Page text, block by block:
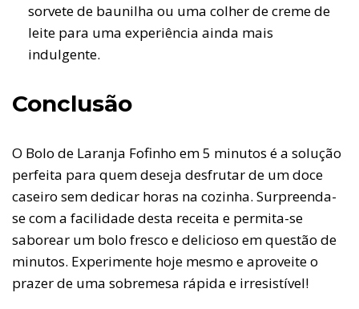
sorvete de baunilha ou uma colher de creme de
leite para uma experiência ainda mais
indulgente.
Conclusão
O Bolo de Laranja Fofinho em 5 minutos é a solução
perfeita para quem deseja desfrutar de um doce
caseiro sem dedicar horas na cozinha. Surpreenda-
se com a facilidade desta receita e permita-se
saborear um bolo fresco e delicioso em questão de
minutos. Experimente hoje mesmo e aproveite o
prazer de uma sobremesa rápida e irresistível!